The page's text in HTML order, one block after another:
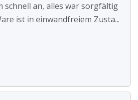
schnell an, alles war sorgfältig
ist in einwandfreiem Zusta...